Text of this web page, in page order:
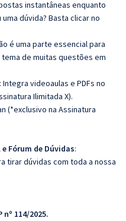
instantâneas enquanto
dúvida? Basta clicar no
é uma parte essencial para
de muitas questões em
: Integra videoaulas e PDFs no
Ilimitada X).
(*exclusivo na Assinatura
Fórum de Dúvidas:
tirar dúvidas com toda a nossa
nº 114/2025.